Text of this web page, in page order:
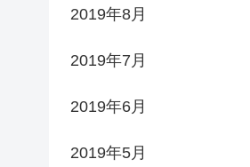
2019年8月
2019年7月
2019年6月
2019年5月